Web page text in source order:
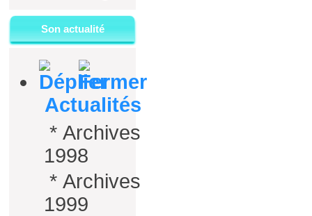
Son actualité
Actualités
* Archives
1998
* Archives
1999